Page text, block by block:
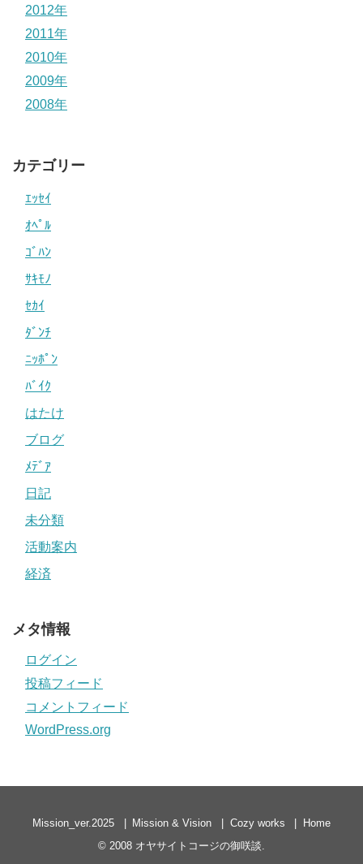
2012年
2011年
2010年
2009年
2008年
カテゴリー
ｴｯｾｲ
ｵﾍﾟﾙ
ｺﾞﾊﾝ
ｻｷﾓﾉ
ｾｶｲ
ﾀﾞﾝﾁ
ﾆｯﾎﾟﾝ
ﾊﾞｲｸ
はたけ
ブログ
ﾒﾃﾞｱ
日記
未分類
活動案内
経済
メタ情報
ログイン
投稿フィード
コメントフィード
WordPress.org
Mission_ver.2025 Mission & Vision Cozy works
Home
© 2008 オヤサイトコージの御咲談